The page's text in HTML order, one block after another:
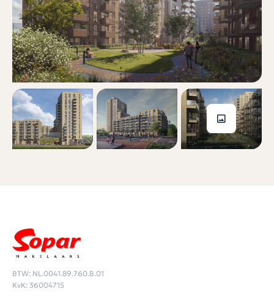
BTW: NL.0041.89.760.B.01
KvK: 36004715